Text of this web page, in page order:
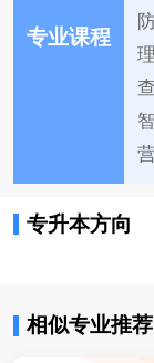
专业课程
专升本方向
相似专业推荐